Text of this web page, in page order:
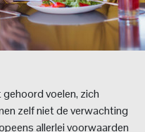
voelen, zich
zelf niet de verwachting
allerlei voorwaarden